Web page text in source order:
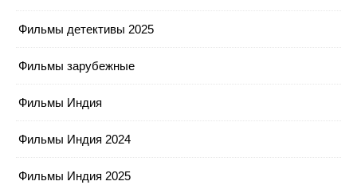
Фильмы детективы 2025
Фильмы зарубежные
Фильмы Индия
Фильмы Индия 2024
Фильмы Индия 2025